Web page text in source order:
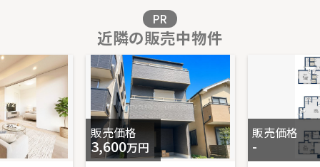
販売価格を見る
ＪＲ南武線「津田山」新築戸建て
-｜3LDK｜100.32㎡｜-
販売価格を見る
PR
近隣の販売中物件
販売価格
3,600万円
販売価格
-